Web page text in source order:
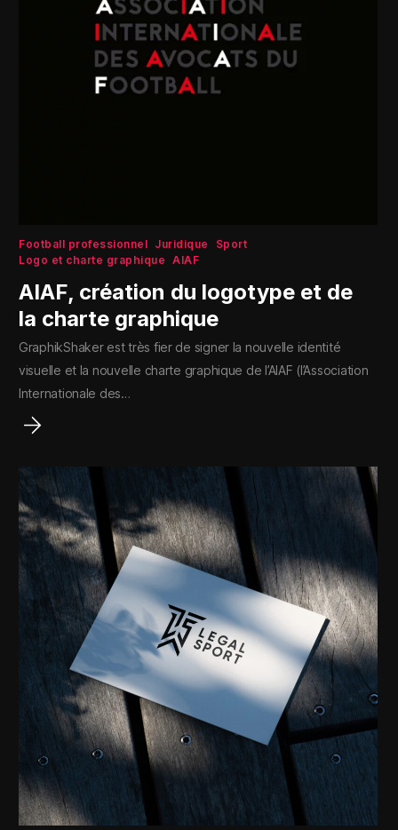
Football professionnel Juridique
Sport
Logo et charte graphique AIAF
AIAF, création du logotype et de
la charte graphique
GraphikShaker est très fier de signer la nouvelle identité
visuelle et la nouvelle charte graphique de l’AIAF (l’Association
Internationale des…